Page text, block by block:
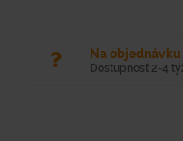
Na objednávku
Dostupnosť 2-4